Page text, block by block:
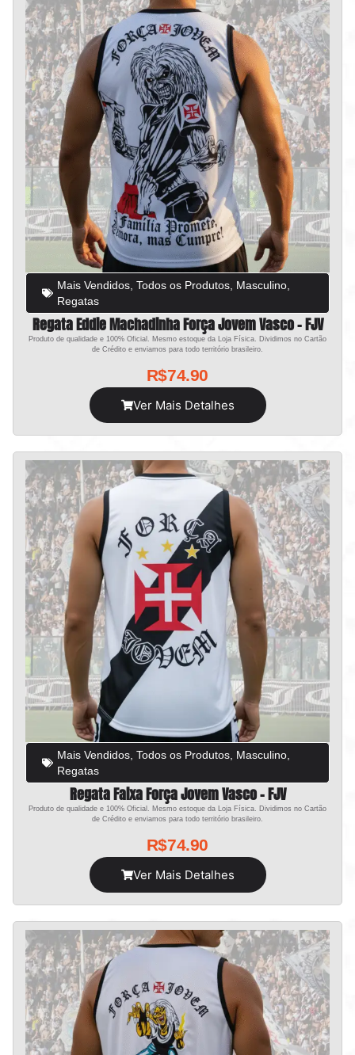
Mais Vendidos, Todos os Produtos, Masculino,
Regatas
Regata Eddie Machadinha Força Jovem Vasco – FJV
Produto de qualidade e 100% Oficial. Mesmo estoque da Loja Física. Dividimos no Cartão
de Crédito e enviamos para todo território brasileiro.
R$74.90
Ver Mais Detalhes
Mais Vendidos, Todos os Produtos, Masculino,
Regatas
Regata Faixa Força Jovem Vasco – FJV
Produto de qualidade e 100% Oficial. Mesmo estoque da Loja Física. Dividimos no Cartão
de Crédito e enviamos para todo território brasileiro.
R$74.90
Ver Mais Detalhes